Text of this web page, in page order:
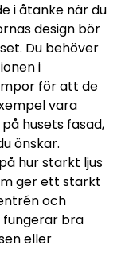
i åtanke när du
design bör
Du behöver
i
för att de
vara
husets fasad,
önskar.
hur starkt ljus
ger ett starkt
och
bra
eller